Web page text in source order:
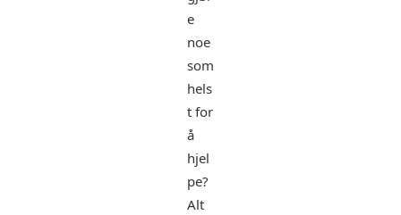
e
noe
som
hels
t for
å
hjel
pe?
Alt